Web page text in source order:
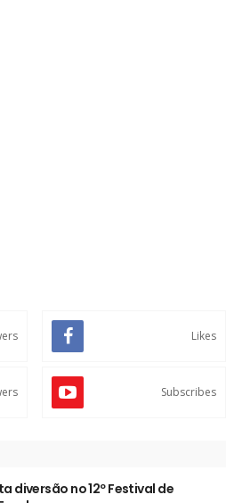
Likes
Subscribes
diversão no 12º Festival de